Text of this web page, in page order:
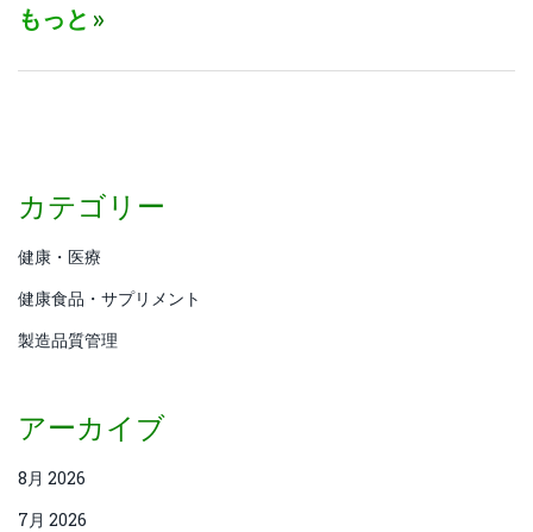
もっと
カテゴリー
健康・医療
健康食品・サプリメント
製造品質管理
アーカイブ
8月 2026
7月 2026